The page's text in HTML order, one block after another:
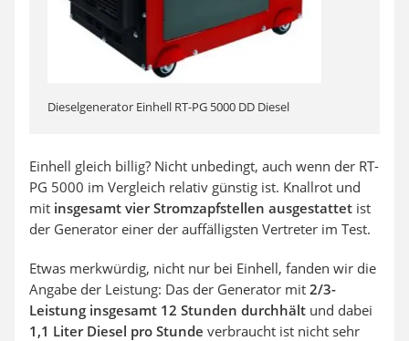
Dieselgenerator Einhell RT-PG 5000 DD Diesel
Einhell gleich billig? Nicht unbedingt, auch wenn der RT-
PG 5000 im Vergleich relativ günstig ist. Knallrot und
mit insgesamt vier Stromzapfstellen ausgestattet ist
der Generator einer der auffälligsten Vertreter im Test.
Etwas merkwürdig, nicht nur bei Einhell, fanden wir die
Angabe der Leistung: Das der Generator mit 2/3-
Leistung insgesamt 12 Stunden durchhält und dabei
1,1 Liter Diesel pro Stunde verbraucht ist nicht sehr